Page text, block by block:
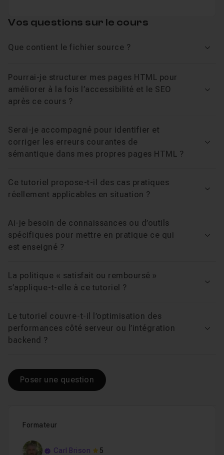
Professionnelle), commencez par là pour profiter
Accéder à la partie 1 : Fondamentaux & Structuration
Pour aller plus loin
développeur frontend, finançable à 100 % par votre CPF
(formation + mentoring + certification).
Découvrir le parcours Développeur Frontend CPF
Note technique
les recommandations WCAG 2.2 / RGAA 4.1 en vigueur.
Les exemples sont auditables avec Lighthouse (Chrome
DevTools) sans extension supplémentaire.
Formateur
Carl Brison 5
Vos questions sur le cours
Que contient le fichier source ?
Pourrai-je structurer mes pages HTML pour
améliorer à la fois l’accessibilité et le SEO
après ce cours ?
Serai-je accompagné pour identifier et
corriger les erreurs courantes de
sémantique dans mes propres pages HTML ?
Ce tutoriel propose-t-il des cas pratiques
réellement applicables en situation ?
Ai-je besoin de connaissances ou d’outils
spécifiques pour mettre en pratique ce qui
est enseigné ?
La politique « satisfait ou remboursé »
s’applique-t-elle à ce tutoriel ?
Le tutoriel couvre-t-il l’optimisation des
performances côté serveur ou l’intégration
backend ?
Poser une question